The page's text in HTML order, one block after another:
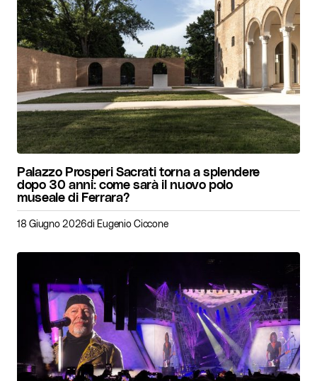
Palazzo Prosperi Sacrati torna a splendere
dopo 30 anni: come sarà il nuovo polo
museale di Ferrara?
18 Giugno 2026di Eugenio Ciccone